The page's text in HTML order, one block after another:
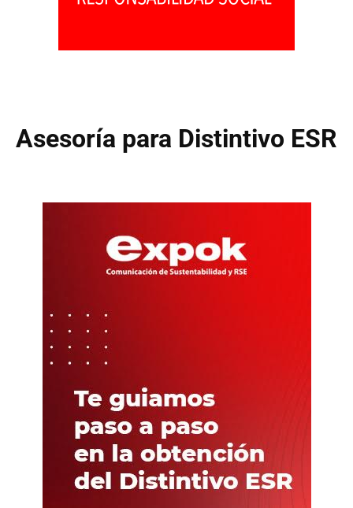
Asesoría para Distintivo ESR